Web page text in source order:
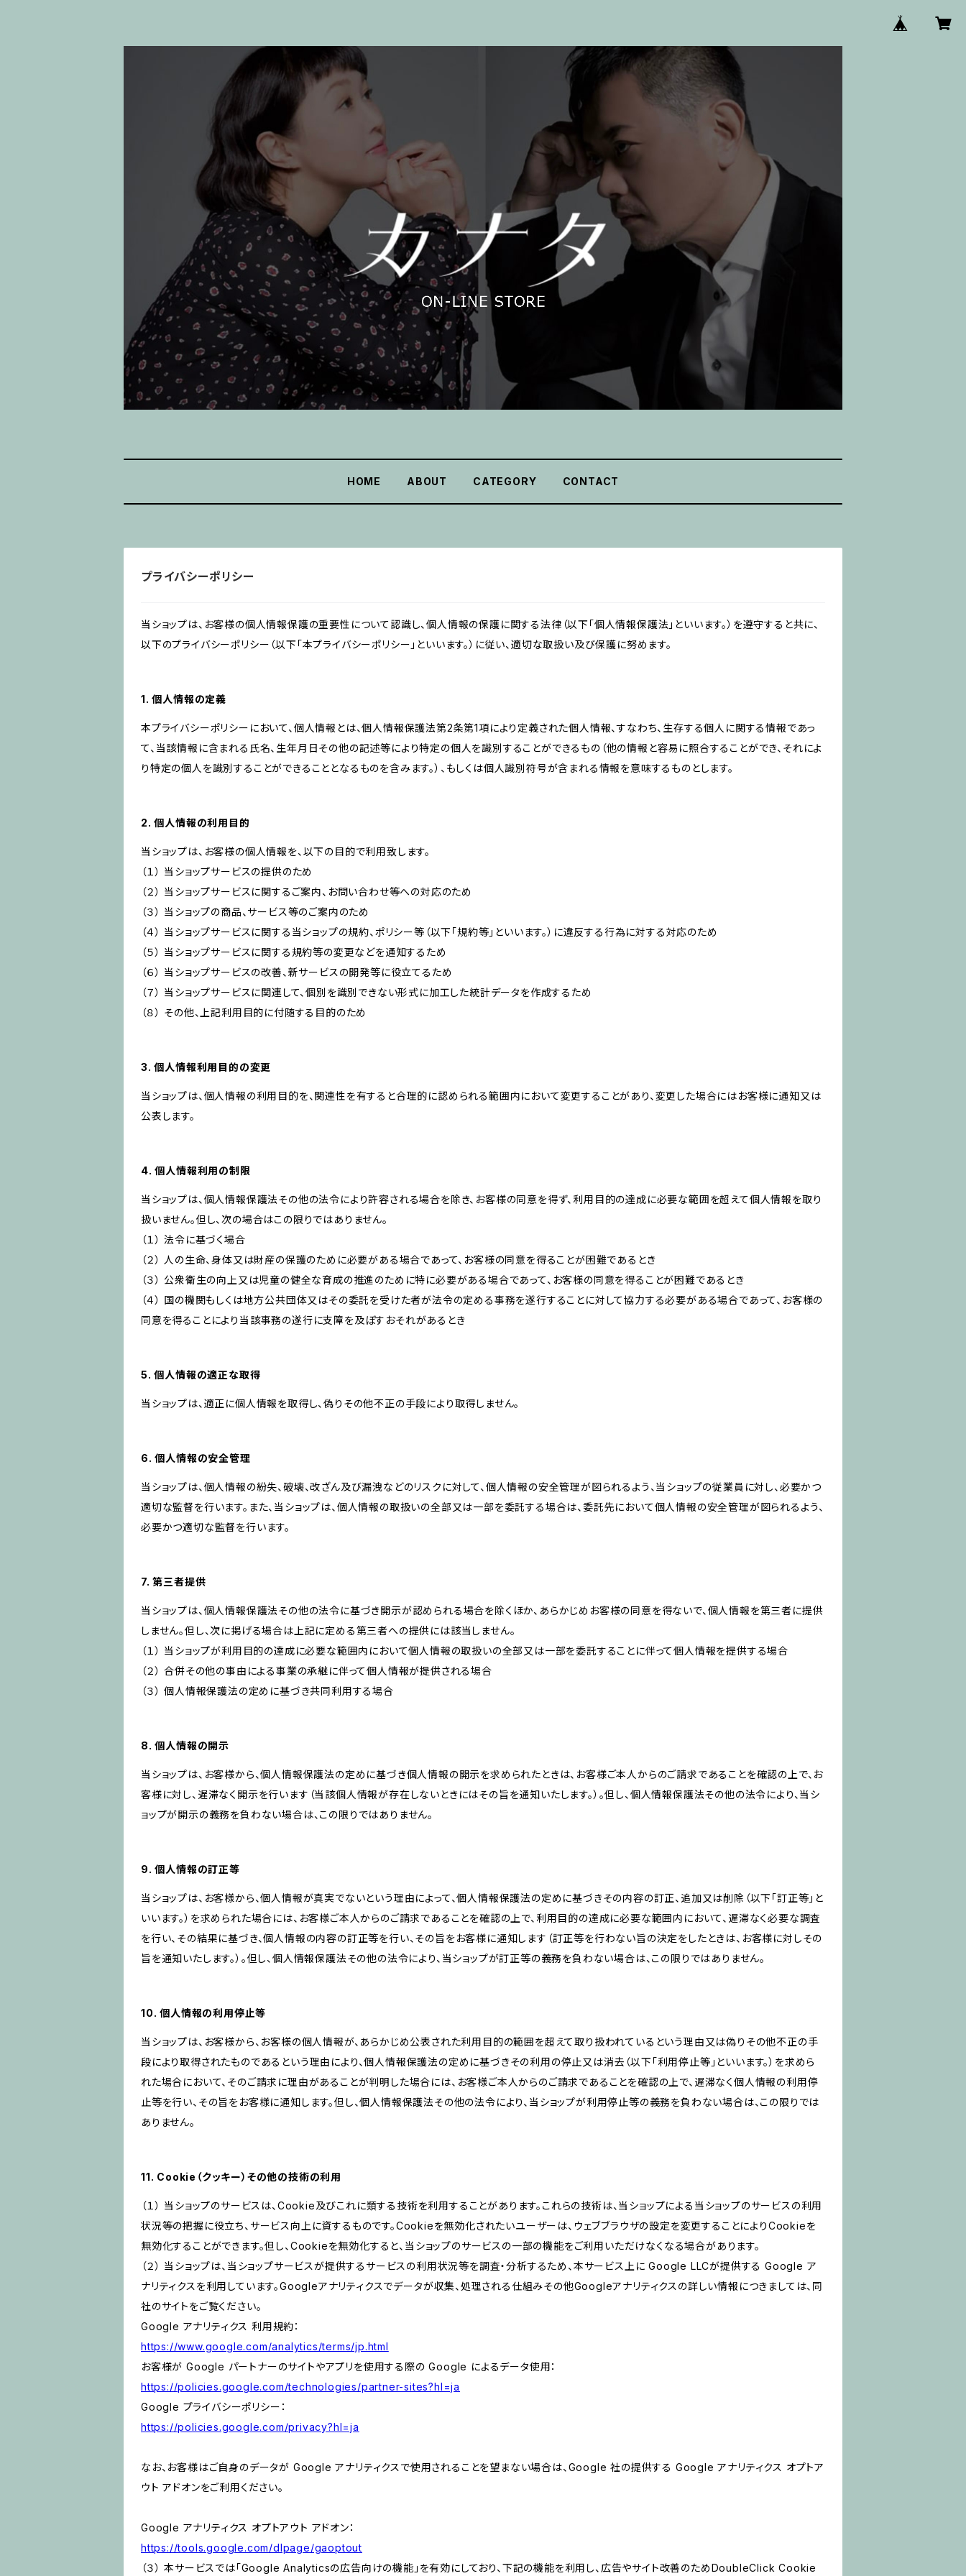
HOME ABOUT CATEGORY CONTACT
プライバシーポリシー
当ショップは、お客様の個人情報保護の重要性について認識し、個人情報の保護に関する法律（以下「個人情報保護法」といいます。）を遵守すると共に、
以下のプライバシーポリシー（以下「本プライバシーポリシー」といいます。）に従い、適切な取扱い及び保護に努めます。
1. 個人情報の定義
本プライバシーポリシーにおいて、個人情報とは、個人情報保護法第2条第1項により定義された個人情報、すなわち、生存する個人に関する情報であっ
て、当該情報に含まれる氏名、生年月日その他の記述等により特定の個人を識別することができるもの（他の情報と容易に照合することができ、それによ
り特定の個人を識別することができることとなるものを含みます。）、もしくは個人識別符号が含まれる情報を意味するものとします。
2. 個人情報の利用目的
当ショップは、お客様の個人情報を、以下の目的で利用致します。
（１） 当ショップサービスの提供のため
（２） 当ショップサービスに関するご案内、お問い合わせ等への対応のため
（３） 当ショップの商品、サービス等のご案内のため
（４） 当ショップサービスに関する当ショップの規約、ポリシー等（以下「規約等」といいます。）に違反する行為に対する対応のため
（５） 当ショップサービスに関する規約等の変更などを通知するため
（６） 当ショップサービスの改善、新サービスの開発等に役立てるため
（７） 当ショップサービスに関連して、個別を識別できない形式に加工した統計データを作成するため
（８） その他、上記利用目的に付随する目的のため
3. 個人情報利用目的の変更
当ショップは、個人情報の利用目的を、関連性を有すると合理的に認められる範囲内において変更することがあり、変更した場合にはお客様に通知又は
公表します。
4. 個人情報利用の制限
当ショップは、個人情報保護法その他の法令により許容される場合を除き、お客様の同意を得ず、利用目的の達成に必要な範囲を超えて個人情報を取り
扱いません。但し、次の場合はこの限りではありません。
（１） 法令に基づく場合
（２） 人の生命、身体又は財産の保護のために必要がある場合であって、お客様の同意を得ることが困難であるとき
（３） 公衆衛生の向上又は児童の健全な育成の推進のために特に必要がある場合であって、お客様の同意を得ることが困難であるとき
（４） 国の機関もしくは地方公共団体又はその委託を受けた者が法令の定める事務を遂行することに対して協力する必要がある場合であって、お客様の
同意を得ることにより当該事務の遂行に支障を及ぼすおそれがあるとき
5. 個人情報の適正な取得
当ショップは、適正に個人情報を取得し、偽りその他不正の手段により取得しません。
6. 個人情報の安全管理
当ショップは、個人情報の紛失、破壊、改ざん及び漏洩などのリスクに対して、個人情報の安全管理が図られるよう、当ショップの従業員に対し、必要かつ
適切な監督を行います。また、当ショップは、個人情報の取扱いの全部又は一部を委託する場合は、委託先において個人情報の安全管理が図られるよう、
必要かつ適切な監督を行います。
7. 第三者提供
当ショップは、個人情報保護法その他の法令に基づき開示が認められる場合を除くほか、あらかじめお客様の同意を得ないで、個人情報を第三者に提供
しません。但し、次に掲げる場合は上記に定める第三者への提供には該当しません。
（１） 当ショップが利用目的の達成に必要な範囲内において個人情報の取扱いの全部又は一部を委託することに伴って個人情報を提供する場合
（２） 合併その他の事由による事業の承継に伴って個人情報が提供される場合
（３） 個人情報保護法の定めに基づき共同利用する場合
8. 個人情報の開示
当ショップは、お客様から、個人情報保護法の定めに基づき個人情報の開示を求められたときは、お客様ご本人からのご請求であることを確認の上で、お
客様に対し、遅滞なく開示を行います（当該個人情報が存在しないときにはその旨を通知いたします。）。但し、個人情報保護法その他の法令により、当シ
ョップが開示の義務を負わない場合は、この限りではありません。
9. 個人情報の訂正等
当ショップは、お客様から、個人情報が真実でないという理由によって、個人情報保護法の定めに基づきその内容の訂正、追加又は削除（以下「訂正等」と
いいます。）を求められた場合には、お客様ご本人からのご請求であることを確認の上で、利用目的の達成に必要な範囲内において、遅滞なく必要な調査
を行い、その結果に基づき、個人情報の内容の訂正等を行い、その旨をお客様に通知します（訂正等を行わない旨の決定をしたときは、お客様に対しその
旨を通知いたします。）。但し、個人情報保護法その他の法令により、当ショップが訂正等の義務を負わない場合は、この限りではありません。
10. 個人情報の利用停止等
当ショップは、お客様から、お客様の個人情報が、あらかじめ公表された利用目的の範囲を超えて取り扱われているという理由又は偽りその他不正の手
段により取得されたものであるという理由により、個人情報保護法の定めに基づきその利用の停止又は消去（以下「利用停止等」といいます。）を求めら
れた場合において、そのご請求に理由があることが判明した場合には、お客様ご本人からのご請求であることを確認の上で、遅滞なく個人情報の利用停
止等を行い、その旨をお客様に通知します。但し、個人情報保護法その他の法令により、当ショップが利用停止等の義務を負わない場合は、この限りでは
ありません。
11. Cookie（クッキー）その他の技術の利用
（１） 当ショップのサービスは、Cookie及びこれに類する技術を利用することがあります。これらの技術は、当ショップによる当ショップのサービスの利用
状況等の把握に役立ち、サービス向上に資するものです。Cookieを無効化されたいユーザーは、ウェブブラウザの設定を変更することによりCookieを
無効化することができます。但し、Cookieを無効化すると、当ショップのサービスの一部の機能をご利用いただけなくなる場合があります。
（２） 当ショップは、当ショップサービスが提供するサービスの利用状況等を調査・分析するため、本サービス上に Google LLCが提供する Google ア
ナリティクスを利用しています。Googleアナリティクスでデータが収集、処理される仕組みその他Googleアナリティクスの詳しい情報につきましては、同
社のサイトをご覧ください。
Google アナリティクス 利用規約：
https://www.google.com/analytics/terms/jp.html
お客様が Google パートナーのサイトやアプリを使用する際の Google によるデータ使用：
https://policies.google.com/technologies/partner-sites?hl=ja
Google プライバシーポリシー：
https://policies.google.com/privacy?hl=ja
なお、お客様はご自身のデータが Google アナリティクスで使用されることを望まない場合は、Google 社の提供する Google アナリティクス オプトア
ウト アドオンをご利用ください。
Google アナリティクス オプトアウト アドオン：
https://tools.google.com/dlpage/gaoptout
（３） 本サービスでは「Google Analyticsの広告向けの機能」を有効にしており、下記の機能を利用し、広告やサイト改善のためDoubleClick Cookie